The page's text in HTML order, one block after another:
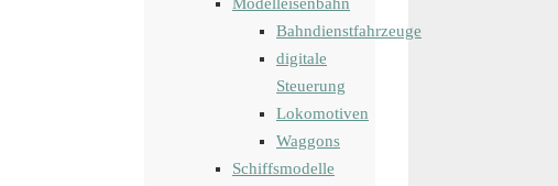
Bahndienstfahrzeuge
digitale
Steuerung
Lokomotiven
Waggons
Schiffsmodelle